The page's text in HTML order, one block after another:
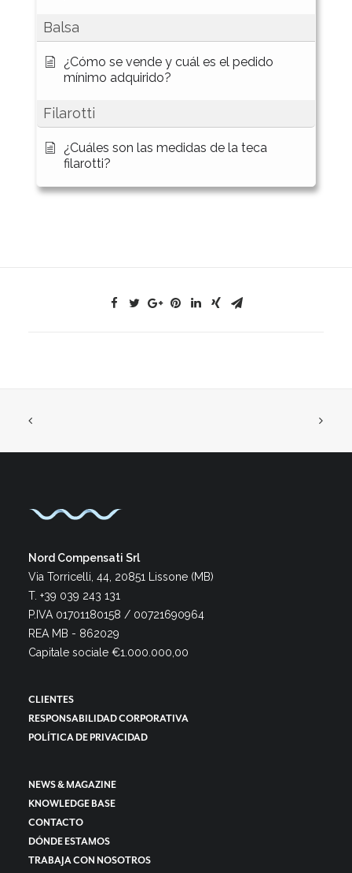
Balsa
¿Cómo se vende y cuál es el pedido
mínimo adquirido?
Filarotti
¿Cuáles son las medidas de la teca
filarotti?
Nord Compensati Srl
Via Torricelli, 44, 20851 Lissone (MB)
T. +39 039 243 131
P.IVA 01701180158 / 00721690964
REA MB - 862029
Capitale sociale €1.000.000,00
CLIENTES
RESPONSABILIDAD CORPORATIVA
POLÍTICA DE PRIVACIDAD
NEWS & MAGAZINE
KNOWLEDGE BASE
CONTACTO
DÓNDE ESTAMOS
TRABAJA CON NOSOTROS